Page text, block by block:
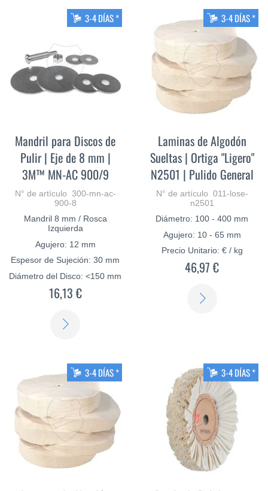
3-4 DÍAS *
Mandril para Discos de
Pulir | Eje de 8 mm |
3M™ MN-AC 900/9
N° de artículo 300-mn-ac-
900-8
Mandril 8 mm / Rosca
Izquierda
Agujero: 12 mm
Espesor de Sujeción: 30 mm
Diámetro del Disco: <150 mm
16,13 €
3-4 DÍAS *
Laminas de Algodón
Sueltas | Ortiga "Ligero"
N2501 | Pulido General
N° de artículo 011-lose-
n2501
Diámetro: 100 - 400 mm
Agujero: 10 - 65 mm
Precio Unitario: € / kg
46,97 €
3-4 DÍAS * 3-4 DÍAS *